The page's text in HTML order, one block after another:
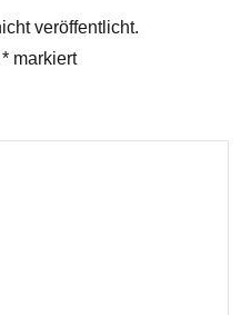
veröffentlicht.
* markiert